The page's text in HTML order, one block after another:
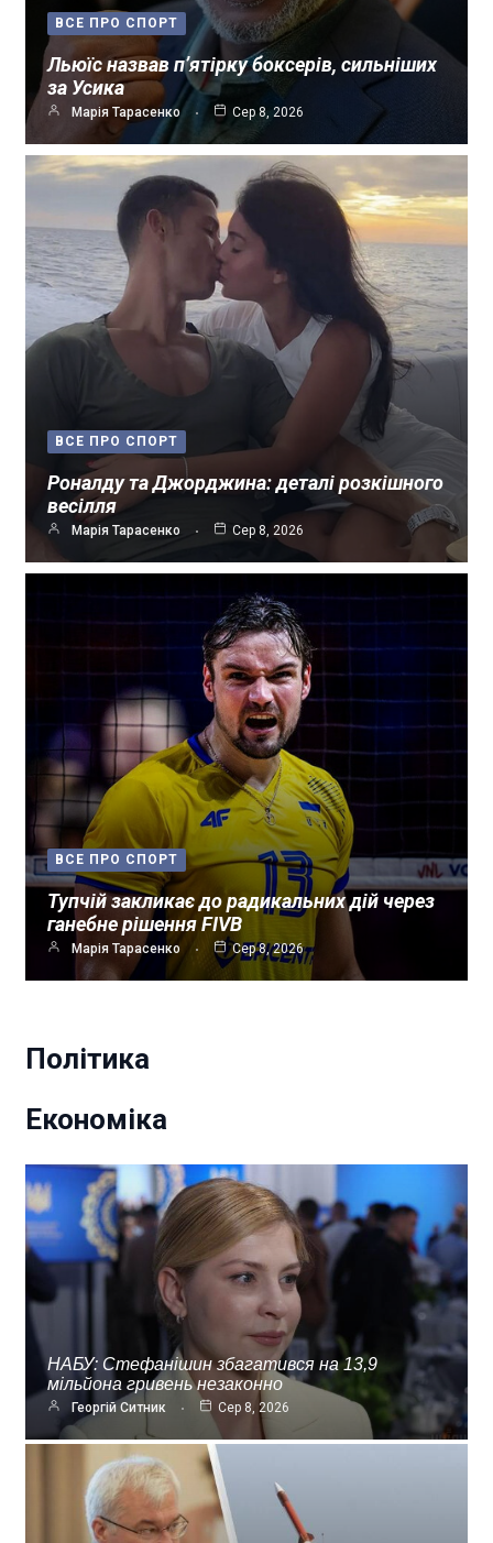
ВСЕ ПРО СПОРТ
Льюїс назвав п’ятірку боксерів, сильніших
за Усика
Марія Тарасенко Сер 8, 2026
ВСЕ ПРО СПОРТ
Роналду та Джорджина: деталі розкішного
весілля
Марія Тарасенко Сер 8, 2026
ВСЕ ПРО СПОРТ
Тупчій закликає до радикальних дій через
ганебне рішення FIVB
Марія Тарасенко Сер 8, 2026
Політика
Економіка
НАБУ: Стефанішин збагатився на 13,9
мільйона гривень незаконно
Георгій Ситник Сер 8, 2026